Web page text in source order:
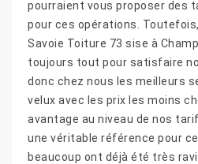
pourraient vous proposer des
pour ces opérations.
Savoie Toiture 73 sise à
toujours tout pour satisfaire
donc chez nous les meilleurs
velux avec les prix les moins
avantage au niveau de nos
une véritable référence pour
beaucoup ont déjà été très ravi